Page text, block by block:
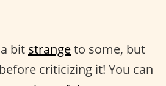
bit strangeto some, but
criticizing it! You can